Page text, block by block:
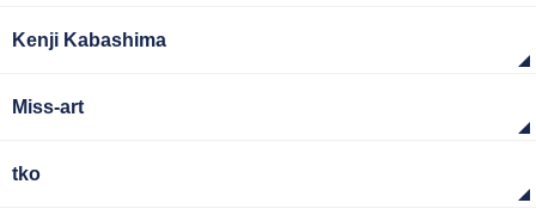
Kenji Kabashima
Miss-art
tko